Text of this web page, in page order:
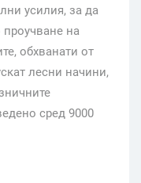
усилия, за да
на
обхванати от
лесни начини,
сред 9000